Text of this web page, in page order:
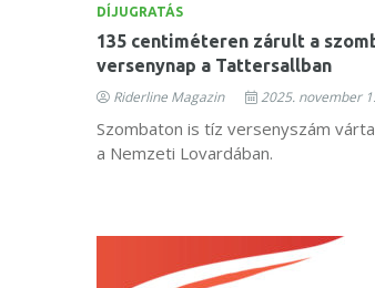
DÍJUGRATÁS
135 centiméteren zárult a
versenynap a Tattersallban
Riderline Magazin 2025. november
Szombaton is tíz versenyszám
a Nemzeti Lovardában.